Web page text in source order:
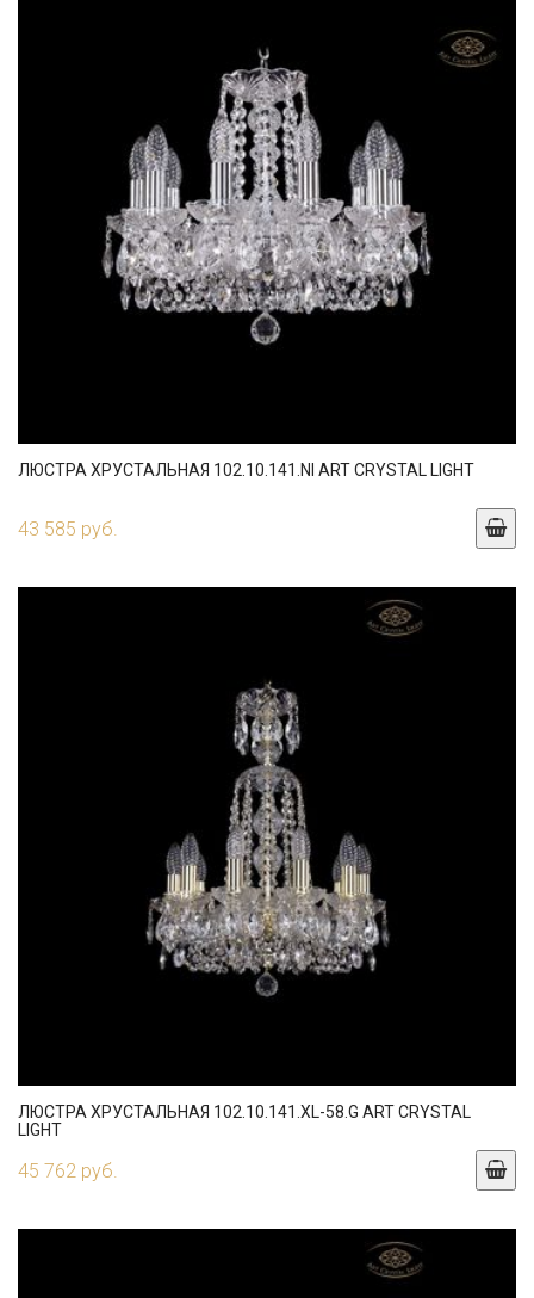
ЛЮСТРА ХРУСТАЛЬНАЯ 102.10.141.NI ART CRYSTAL LIGHT
43 585 руб.
ЛЮСТРА ХРУСТАЛЬНАЯ 102.10.141.XL-58.G ART CRYSTAL
LIGHT
45 762 руб.